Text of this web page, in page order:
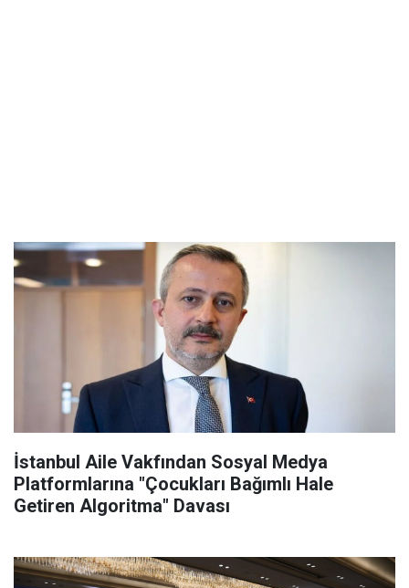
İstanbul Aile Vakfından Sosyal Medya
Platformlarına "Çocukları Bağımlı Hale
Getiren Algoritma" Davası